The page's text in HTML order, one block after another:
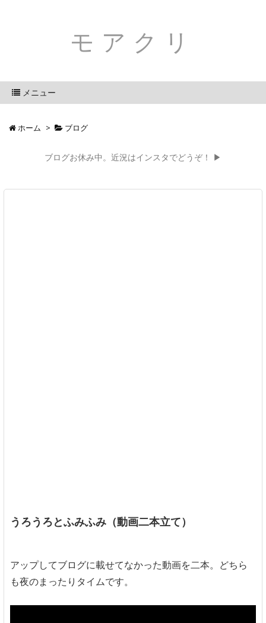
モアクリ
メニュー
ホーム > ブログ
ブログお休み中。近況はインスタでどうぞ！ ▶
うろうろとふみふみ（動画二本立て）
アップしてブログに載せてなかった動画を二本。どちら
も夜のまったりタイムです。